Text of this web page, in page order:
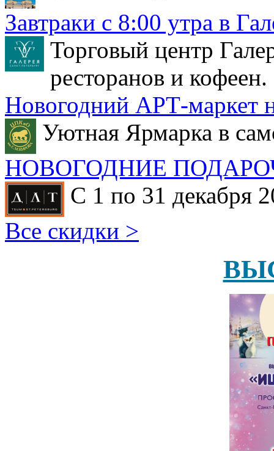
Завтраки с 8:00 утра в
Торговый центр
ресторанов и кофеен.
Новогодний АРТ-маркет
Уютная Ярмарка в
НОВОГОДНИЕ
С 1 по 31 декабря
Все скидки >